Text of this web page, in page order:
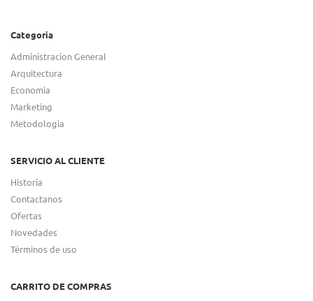
Categoria
Administracion General
Arquitectura
Economia
Marketing
Metodologia
SERVICIO AL CLIENTE
Historia
Contactanos
Ofertas
Novedades
Términos de uso
CARRITO DE COMPRAS